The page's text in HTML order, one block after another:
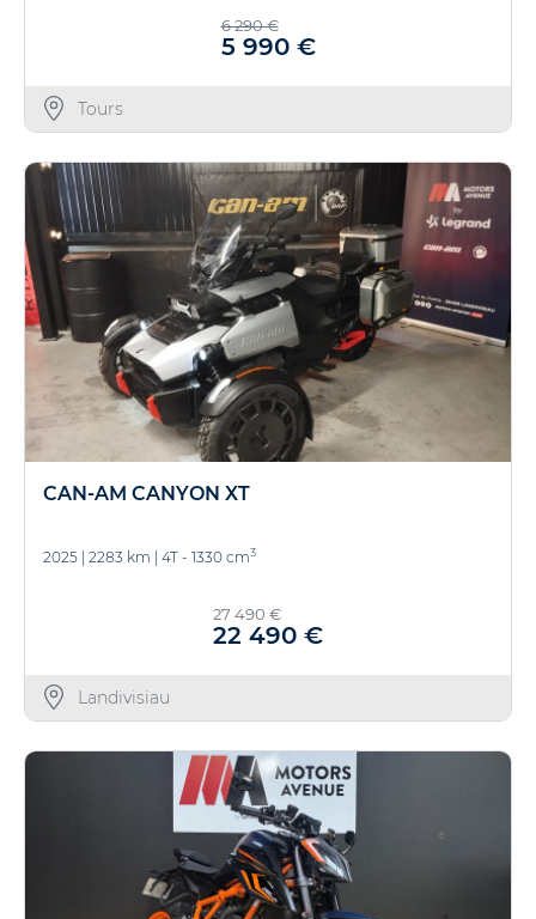
6 290 €
5 990 €
Tours
CAN-AM CANYON XT
2025 2283 km 4T - 1330 cm3
27 490 €
22 490 €
Landivisiau